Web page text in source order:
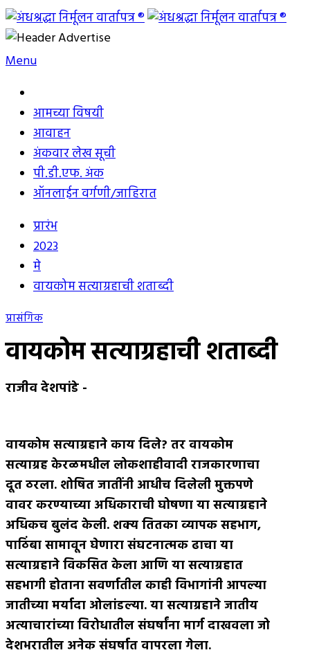
Skip
to
content
अंधश्रद्धा निर्मूलन वार्तापत्र ®
महाराष्ट्र अंधश्रद्धा निर्मूलन समिती™चे मुखपत्र
Menu
आमच्या विषयी
आवाहन
अंकवार लेख सूची
पी.डी.एफ. अंक
ऑनलाईन वर्गणी/जाहिरात
प्रारंभ
2023
मे
वायकोम सत्याग्रहाची शताब्दी
प्रासंगिक
वायकोम सत्याग्रहाची शताब्दी
राजीव देशपांडे -
वायकोम सत्याग्रहाने काय दिले? तर वायकोम
सत्याग्रह केरळमधील लोकशाहीवादी राजकारणाचा
दूत ठरला. शोषित जातींनी आधीच दिलेली मुक्तपणे
वावर करण्याच्या अधिकाराची घोषणा या सत्याग्रहाने
अधिकच बुलंद केली. शक्य तितका व्यापक सहभाग,
पाठिंबा सामावून घेणारा संघटनात्मक ढाचा या
सत्याग्रहाने विकसित केला आणि या सत्याग्रहात
सहभागी होताना सवर्णातील काही विभागांनी आपल्या
जातीच्या मर्यादा ओलांडल्या.या सत्याग्रहाने जातीय
अत्याचारांच्या विरोधातील संघर्षांना मार्ग दाखवला जो
देशभरातील अनेक संघर्षात वापरला गेला.